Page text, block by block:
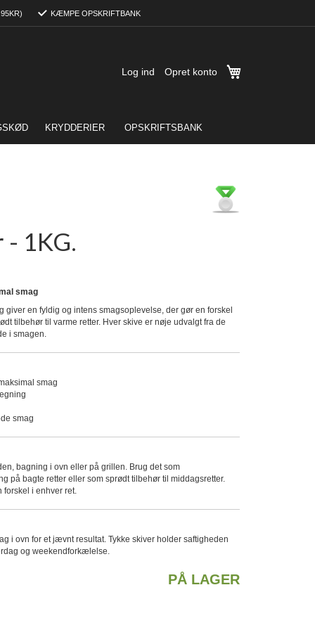
KÆMPE OPSKRIFTBANK
Log ind Opret konto
KRYDDERIER OPSKRIFTSBANK
- 1KG.
smag
giver en fyldig og intens smagsoplevelse, der gør en forskel
tilbehør til varme retter. Hver skive er nøje udvalgt fra de
i smagen.
smag
smag
bagning i ovn eller på grillen. Brug det som
på bagte retter eller som sprødt tilbehør til middagsretter.
i enhver ret.
i ovn for et jævnt resultat. Tykke skiver holder saftigheden
og weekendforkælelse.
PÅ LAGER